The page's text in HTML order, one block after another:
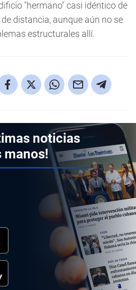
"hermano" casi idéntico de
distancia, aunque aún no se
estructurales allí.
noticias
manos!